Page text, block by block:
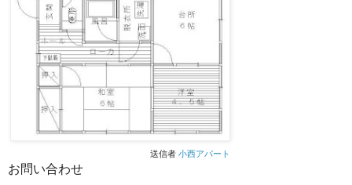
送信者 小西アパート
お問い合わせ